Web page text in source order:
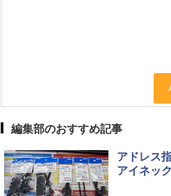
編集部のおすすめ記事
アドレス
アイネッ